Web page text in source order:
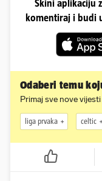
Skini aplikaciju
komentiraj i budi
Odaberi temu
Primaj sve nove
liga prvaka celtic